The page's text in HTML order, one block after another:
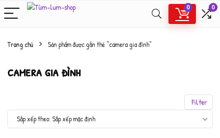
0 0
Trang chủ Sản phẩm được gắn thẻ “camera gia đình”
camera gia đình
Filter
Sắp xếp mặc định